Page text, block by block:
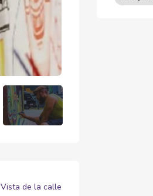
Vista de la calle